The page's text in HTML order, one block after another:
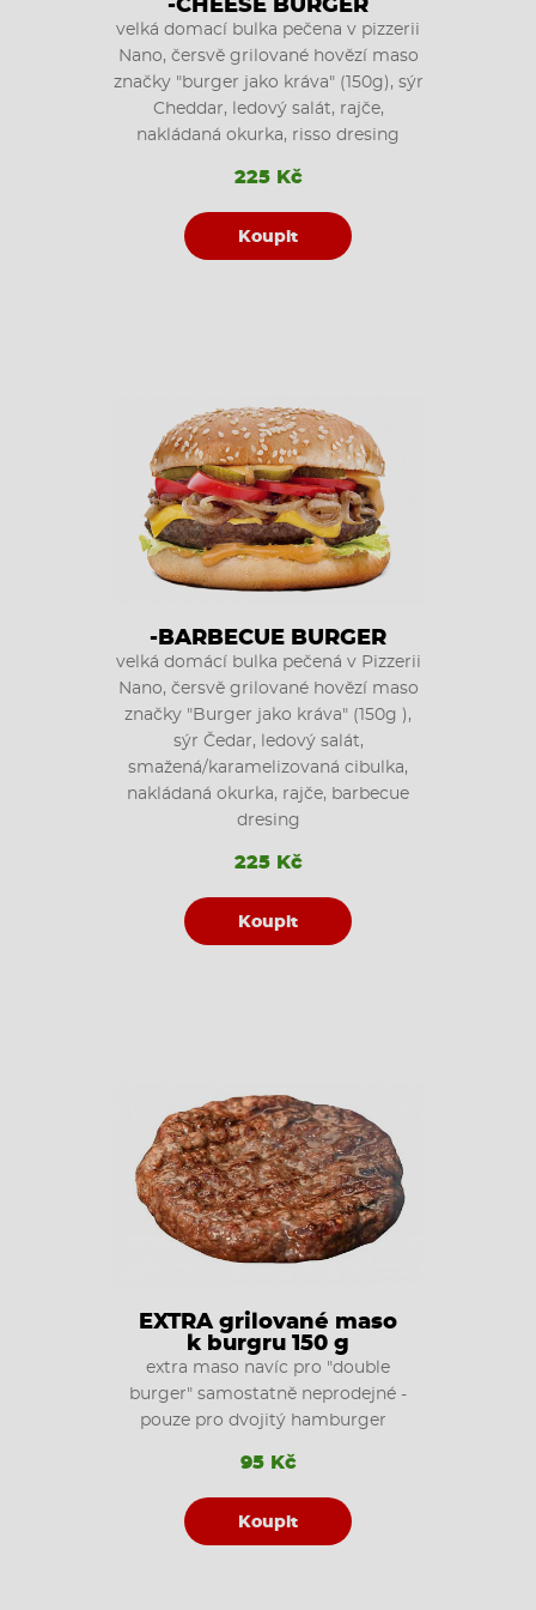
-CHEESE BURGER
velká domací bulka pečena v pizzerii
Nano, čersvě grilované hovězí maso
značky "burger jako kráva" (150g), sýr
Cheddar, ledový salát, rajče,
nakládaná okurka, risso dresing
225 Kč
Koupit
-BARBECUE BURGER
velká domácí bulka pečená v Pizzerii
Nano, čersvě grilované hovězí maso
značky "Burger jako kráva" (150g ),
sýr Čedar, ledový salát,
smažená/karamelizovaná cibulka,
nakládaná okurka, rajče, barbecue
dresing
225 Kč
Koupit
EXTRA grilované maso
k burgru 150 g
extra maso navíc pro "double
burger" samostatně neprodejné -
pouze pro dvojitý hamburger
95 Kč
Koupit